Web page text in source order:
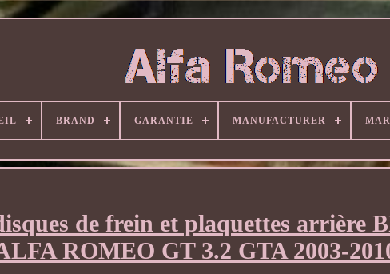
BRAND GARANTIE MANUFACTURER
de frein et plaquettes arrière
ROMEO GT 3.2 GTA 2003-